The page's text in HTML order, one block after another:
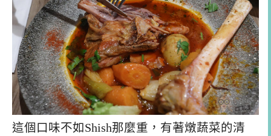
這個口味不如Shish那麼重，有著燉蔬菜的清